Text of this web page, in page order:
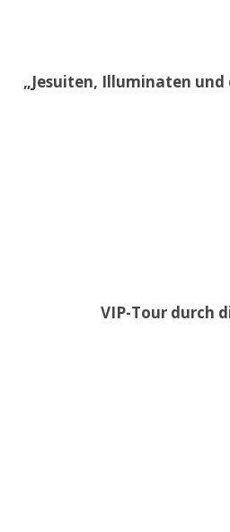
„Jesuiten, Illuminaten und
VIP-Tour durch